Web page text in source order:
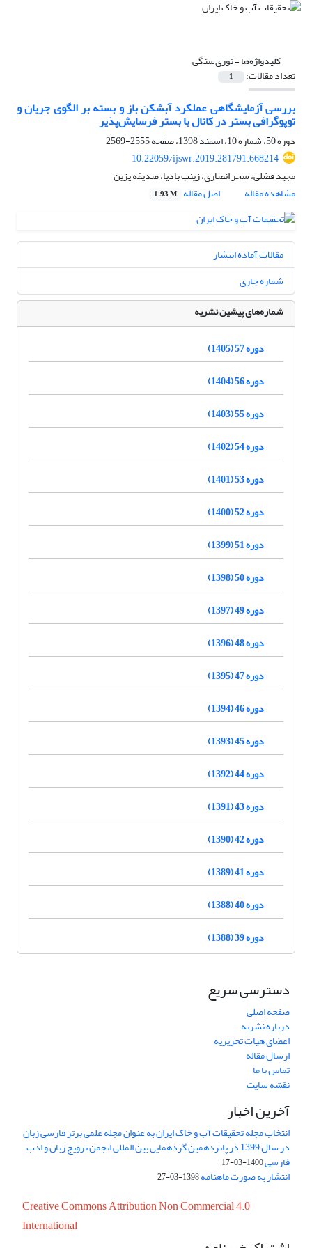
کلیدواژه‌ها =توری‌سنگی
تعداد مقالات: 1
بررسی آزمایشگاهی عملکرد آبشکن باز و بسته بر الگوی جریان و
توپوگرافی بستر در کانال با بستر فرسایش‌پذیر
دوره 50، شماره 10، اسفند 1398، صفحه
2555-2569
10.22059/ijswr.2019.281791.668214
مجید فضلی، سحر انصاری، زینب بادپا، صدیقه پزین
مشاهده مقاله
اصل مقاله 1.93 M
مقالات آماده انتشار
شماره جاری
شماره‌های پیشین نشریه
دوره 57 (1405)
دوره 56 (1404)
دوره 55 (1403)
دوره 54 (1402)
دوره 53 (1401)
دوره 52 (1400)
دوره 51 (1399)
دوره 50 (1398)
دوره 49 (1397)
دوره 48 (1396)
دوره 47 (1395)
دوره 46 (1394)
دوره 45 (1393)
دوره 44 (1392)
دوره 43 (1391)
دوره 42 (1390)
دوره 41 (1389)
دوره 40 (1388)
دوره 39 (1388)
دسترسی سریع
صفحه اصلی
درباره نشریه
اعضای هیات تحریریه
ارسال مقاله
تماس با ما
نقشه سایت
آخرین اخبار
انتخاب مجله تحقیقات آب و خاک ایران به عنوان مجله علمی برتر فارسی زبان
در سال 1399 در پانزدهمین گردهمایی بین المللی انجمن ترویج زبان و ادب
فارسی1400-03-17
انتشار به صورت ماهنامه1398-03-27
Creative Commons Attribution Non Commercial 4.0
International